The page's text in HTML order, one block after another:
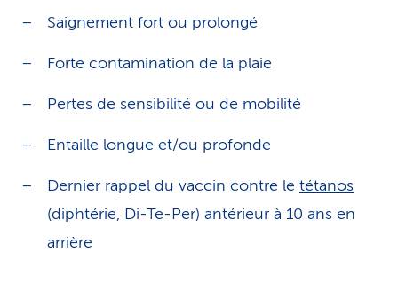
Saignement fort ou prolongé
Forte contamination de la plaie
Pertes de sensibilité ou de mobilité
Entaille longue et/ou profonde
Dernier rappel du vaccin contre le tétanos
(diphtérie, Di-Te-Per) antérieur à 10 ans en
arrière